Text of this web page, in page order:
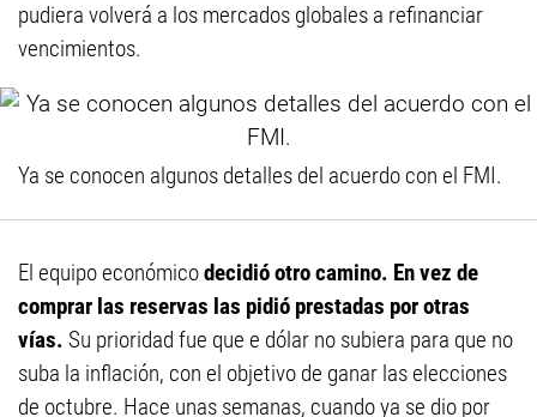
pudiera volverá a los mercados globales a refinanciar
vencimientos.
Ya se conocen algunos detalles del acuerdo con el FMI.
El equipo económicodecidió otro camino. En vez de
comprar las reservas las pidió prestadas por otras
vías. Su prioridad fue que e dólar no subiera para que no
suba la inflación, con el objetivo de ganar las elecciones
de octubre. Hace unas semanas, cuando ya se dio por